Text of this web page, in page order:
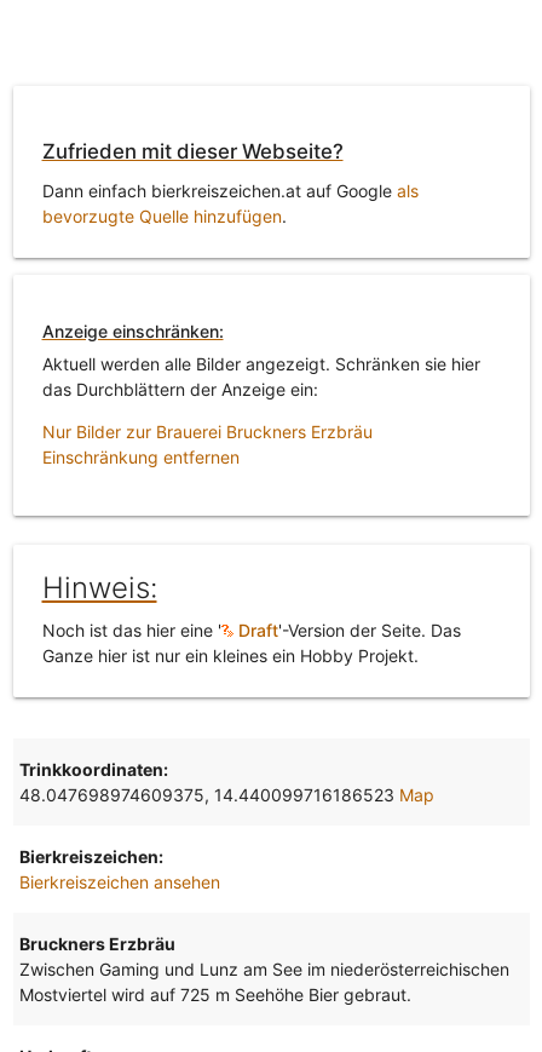
Zufrieden mit dieser Webseite?
Dann einfach bierkreiszeichen.at auf Google als
bevorzugte Quelle hinzufügen.
Anzeige einschränken:
Aktuell werden alle Bilder angezeigt. Schränken sie hier
das Durchblättern der Anzeige ein:
Nur Bilder zur Brauerei Bruckners Erzbräu
Einschränkung entfernen
Hinweis:
Noch ist das hier eine ' Draft'-Version der Seite. Das
Ganze hier ist nur ein kleines ein Hobby Projekt.
Trinkkoordinaten:
48.047698974609375, 14.440099716186523 Map
Bierkreiszeichen:
Bierkreiszeichen ansehen
Bruckners Erzbräu
Zwischen Gaming und Lunz am See im niederösterreichischen
Mostviertel wird auf 725 m Seehöhe Bier gebraut.